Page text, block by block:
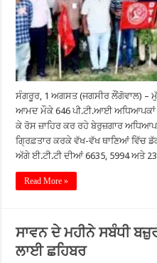
ਸੰਗਰੂਰ, 1 ਅਗਸਤ (ਜਗਸੀਰ ਲੌਂਗੋਵਾਲ) –
ਆਮਦ ਮੌਕੇ 646 ਪੀ.ਟੀ.ਆਈ ਅਧਿਆਪਕਾਂ
ਕੇ ਰੋਸ ਜ਼ਾਹਿਰ ਕਰ ਰਹੇ ਬੇਰੁਜ਼ਗਾਰ
ਗ੍ਰਿਫ਼ਤਾਰ ਕਰਕੇ ਵੱਖ-ਵੱਖ ਥਾਣਿਆਂ ਵਿੱਚ
ਅੱਗੇ ਈ.ਟੀ.ਟੀ ਦੀਆਂ 6635, 5994 ਅਤੇ
Read More »
ਸਾਵਨ ਦੇ ਮਹੀਨੇ ਸਬੰਧੀ
ਲਾਈ ਛਹਿਬਰ